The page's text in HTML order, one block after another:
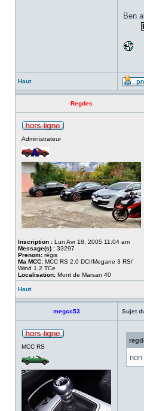
Ben
Haut
Regdes
Administrateur
Inscription : Lun Avr 18, 2005 11:04 am
Message(s) : 33297
Prenom: régis
Ma MCC: MCC RS 2.0 DCI/Megane 3 RS/
Wind 1.2 TCe
Localisation: Mont de Marsan 40
Haut
megcc53 Sujet
MCC RS